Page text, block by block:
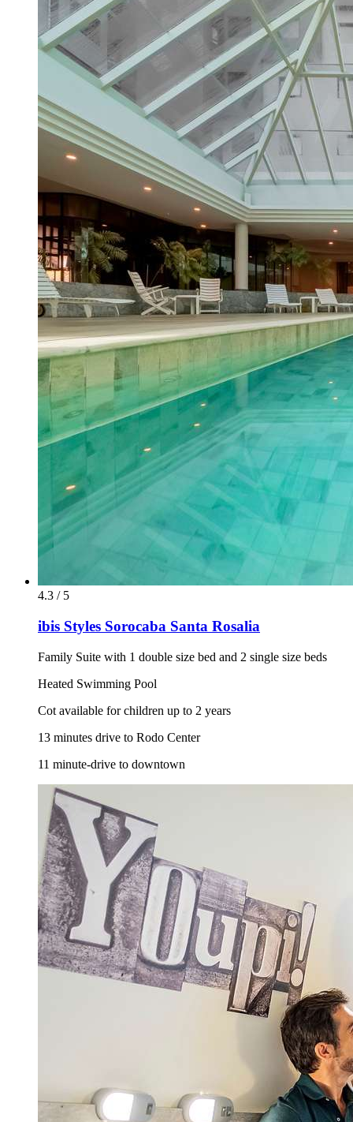
4.3 / 5
ibis Styles Sorocaba Santa Rosalia
Family Suite with 1 double size bed and 2 single size beds
Heated Swimming Pool
Cot available for children up to 2 years
13 minutes drive to Rodo Center
11 minute-drive to downtown